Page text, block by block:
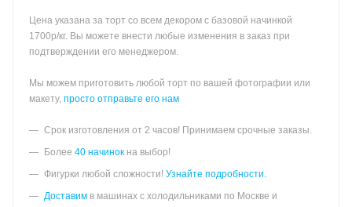
Цена указана за торт со всем декором с базовой начинкой
1700р/кг. Вы можете внести любые изменения в заказ при
подтверждении его менеджером.
Мы можем приготовить любой торт по вашей фотографии или
макету, просто отправьте его нам
Срок изготовления от 2 часов! Принимаем срочные заказы.
Более 40 начинок на выбор!
Фигурки любой сложности! Узнайте подробности.
Доставим в машинах с холодильниками по Москве и